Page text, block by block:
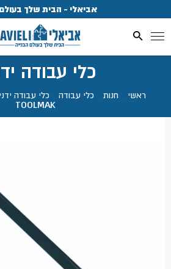
אביאלי - הבית שלך בעולם
כלי עבודה
ראשי חנות כלי עבודה כלי עבודה
TOOLMAK